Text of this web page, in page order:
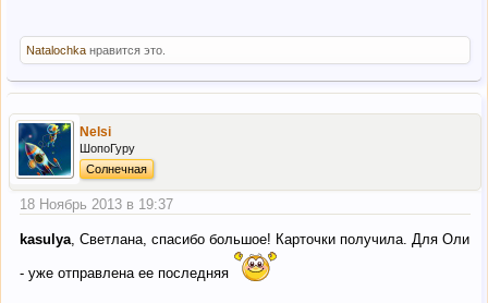
Natalоchka нравится это.
Nelsi
ШопоГуру
Солнечная
18 Ноябрь 2013 в 19:37
kasulya, Светлана, спасибо большое! Карточки получила. Для Оли
- уже отправлена ее последняя